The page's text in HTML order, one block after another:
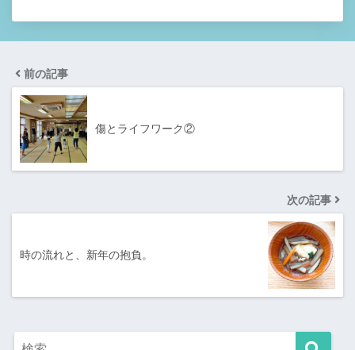
前の記事
傷とライフワーク②
次の記事
時の流れと、新年の抱負。